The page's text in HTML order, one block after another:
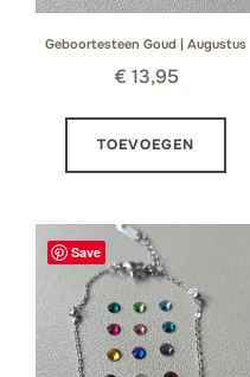
Geboortesteen Goud | Augustus
€ 13,95
TOEVOEGEN
Save